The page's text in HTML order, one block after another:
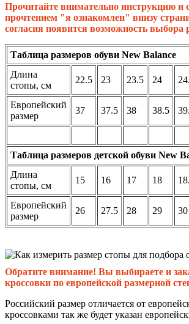
Прочитайте внимательно инструкцию и
прочтением "я ознакомлен" внизу
согласия появится возможность выбора
Таблица размеров обуви New Balance
Длина
стопы, см
22.5 23 23.5 24
Европейский
размер
37 37.5 38 38.5
Таблица размеров детской обуви New
Длина
стопы, см
15 16 17 18
Европейский
размер
26 27.5 28 29 30
Обратите внимание! Вы выбираете и
кроссовки по европейской размерной
Российский размер отличается от
кроссовками так же будет указан